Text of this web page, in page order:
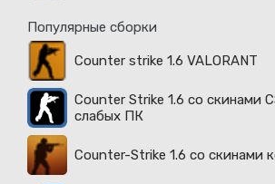
Популярные сборки
Counter strike 1.6 VALORANT
Counter Strike 1.6 со скинами
слабых ПК
Counter-Strike 1.6 со скинами